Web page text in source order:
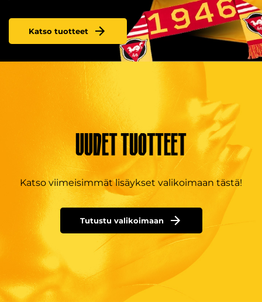
Katso tuotteet
Uudet tuotteet
Katso viimeisimmät lisäykset valikoimaan tästä!
Tutustu valikoimaan